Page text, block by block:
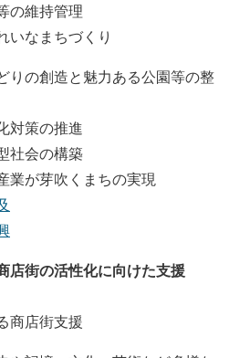
の維持管理
いなまちづくり
りの創造と魅力ある公園等の整
対策の推進
社会の構築
業が芽吹くまちの実現
店街の活性化に向けた支援
商店街支援